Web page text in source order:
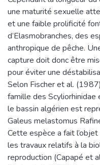
une maturité sexuelle
et une faible prolificité
d’Elasmobranches, des
anthropique de pêche.
capture doit donc être
pour éviter une
Selon Fischer et al.
famille des Scyliorhinidae
le bassin algérien est
Galeus melastomus
Cette espèce a fait
les travaux relatifs à la
reproduction (Capapé et